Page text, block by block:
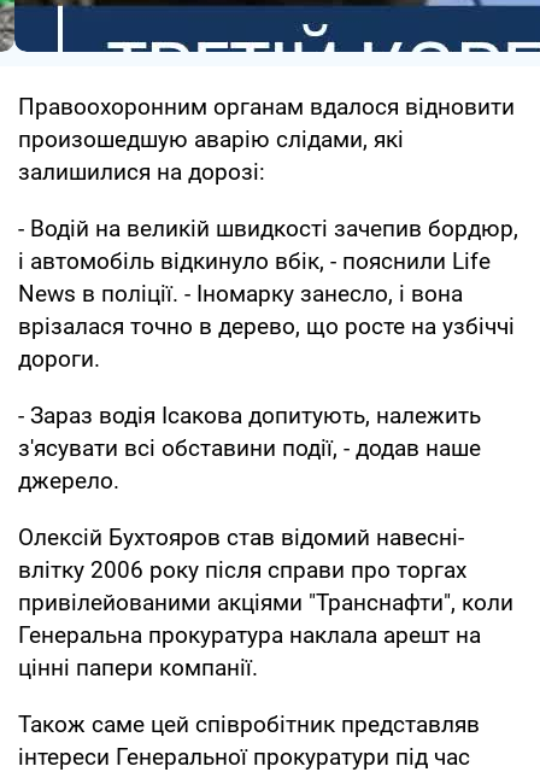
Правоохоронним органам вдалося відновити
произошедшую аварію слідами, які
залишилися на дорозі:
- Водій на великій швидкості зачепив бордюр,
і автомобіль відкинуло вбік, - пояснили Life
News в поліції. - Іномарку занесло, і вона
врізалася точно в дерево, що росте на узбіччі
дороги.
- Зараз водія Ісакова допитують, належить
з'ясувати всі обставини події, - додав наше
джерело.
Олексій Бухтояров став відомий навесні-
влітку 2006 року після справи про торгах
привілейованими акціями "Транснафти", коли
Генеральна прокуратура наклала арешт на
цінні папери компанії.
Також саме цей співробітник представляв
інтереси Генеральної прокуратури під час